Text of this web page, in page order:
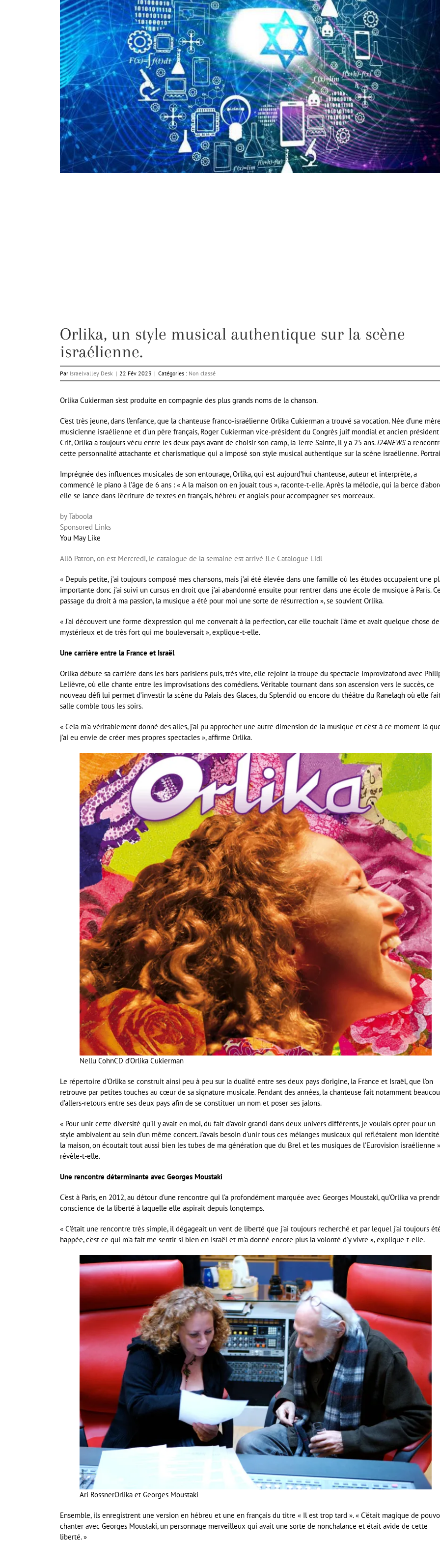
Orlika, un style musical authentique sur la scène
israélienne.
Par Israelvalley Desk | 22 Fév 2023 | Catégories : Non classé
Orlika Cukierman s’est produite en compagnie des plus grands noms de la chanson.
C’est très jeune, dans l’enfance, que la chanteuse franco-israélienne Orlika Cukierman a trouvé sa vocation. Née d’une
musicienne israélienne et d’un père français, Roger Cukierman vice-président du Congrès juif mondial et ancien
Crif, Orlika a toujours vécu entre les deux pays avant de choisir son camp, la Terre Sainte, il y a 25 ans. i24NEWSa
cette personnalité attachante et charismatique qui a imposé son style musical authentique sur la scène israélienne.
Imprégnée des influences musicales de son entourage, Orlika, qui est aujourd’hui chanteuse, auteur et interprète, a
commencé le piano à l’âge de 6 ans : « A la maison on en jouait tous », raconte-t-elle. Après la mélodie, qui la berce
elle se lance dans l’écriture de textes en français, hébreu et anglais pour accompagner ses morceaux.
by Taboola
Sponsored Links
You May Like
Allô Patron, on est Mercredi, le catalogue de la semaine est arrivé !Le Catalogue Lidl
« Depuis petite, j’ai toujours composé mes chansons, mais j’ai été élevée dans une famille où les études occupaient une
importante donc j’ai suivi un cursus en droit que j’ai abandonné ensuite pour rentrer dans une école de musique à Paris.
passage du droit à ma passion, la musique a été pour moi une sorte de résurrection », se souvient Orlika.
« J’ai découvert une forme d’expression qui me convenait à la perfection, car elle touchait l’âme et avait quelque chose de
mystérieux et de très fort qui me bouleversait », explique-t-elle.
Une carrière entre la France et Israël
Orlika débute sa carrière dans les bars parisiens puis, très vite, elle rejoint la troupe du spectacle Improvizafond avec
Lelièvre, où elle chante entre les improvisations des comédiens. Véritable tournant dans son ascension vers le succès, ce
nouveau défi lui permet d’investir la scène du Palais des Glaces, du Splendid ou encore du théâtre du Ranelagh où elle
salle comble tous les soirs.
« Cela m’a véritablement donné des ailes, j’ai pu approcher une autre dimension de la musique et c’est à ce moment-là
j’ai eu envie de créer mes propres spectacles », affirme Orlika.
Nellu CohnCD d’Orlika Cukierman
Le répertoire d’Orlika se construit ainsi peu à peu sur la dualité entre ses deux pays d’origine, la France et Israël, que l’on
retrouve par petites touches au cœur de sa signature musicale. Pendant des années, la chanteuse fait notamment
d’allers-retours entre ses deux pays afin de se constituer un nom et poser ses jalons.
« Pour unir cette diversité qu’il y avait en moi, du fait d’avoir grandi dans deux univers différents, je voulais opter pour un
style ambivalent au sein d’un même concert. J’avais besoin d’unir tous ces mélanges musicaux qui reflétaient mon
la maison, on écoutait tout aussi bien les tubes de ma génération que du Brel et les musiques de l’Eurovision israélienne
révèle-t-elle.
Une rencontre déterminante avec Georges Moustaki
C’est à Paris, en 2012, au détour d’une rencontre qui l’a profondément marquée avec Georges Moustaki, qu’Orlika va
conscience de la liberté à laquelle elle aspirait depuis longtemps.
« C’était une rencontre très simple, il dégageait un vent de liberté que j’ai toujours recherché et par lequel j’ai toujours
happée, c’est ce qui m’a fait me sentir si bien en Israël et m’a donné encore plus la volonté d’y vivre », explique-t-elle.
Ari RossnerOrlika et Georges Moustaki
Ensemble, ils enregistrent une version en hébreu et une en français du titre « Il est trop tard ». « C’était magique de
chanter avec Georges Moustaki, un personnage merveilleux qui avait une sorte de nonchalance et était avide de cette
liberté. »